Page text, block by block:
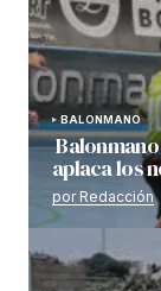
BALONMANO
aplaca los
por Redacción